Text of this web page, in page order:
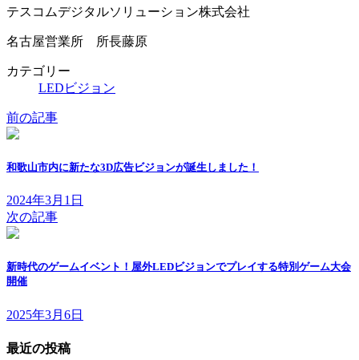
テスコムデジタルソリューション株式会社
名古屋営業所 所長藤原
カテゴリー
LEDビジョン
前の記事
和歌山市内に新たな3D広告ビジョンが誕生しました！
2024年3月1日
次の記事
新時代のゲームイベント！屋外LEDビジョンでプレイする特別ゲーム大会
開催
2025年3月6日
最近の投稿